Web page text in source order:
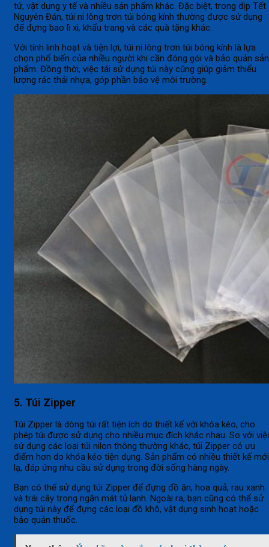
tử, vật dụng y tế và nhiều sản phẩm khác. Đặc biệt, trong dịp Tết
Nguyên Đán, túi ni lông trơn túi bóng kính thường được sử dụng
để đựng bao lì xì, khẩu trang và các quà tặng khác.
Với tính linh hoạt và tiện lợi, túi ni lông trơn túi bóng kính là lựa
chọn phổ biến của nhiều người khi cần đóng gói và bảo quản sản
phẩm. Đồng thời, việc tái sử dụng túi này cũng giúp giảm thiểu
lượng rác thải nhựa, góp phần bảo vệ môi trường.
5. Túi Zipper
Túi Zipper là dòng túi rất tiện ích do thiết kế với khóa kéo, cho
phép túi được sử dụng cho nhiều mục đích khác nhau. So với
sử dụng các loại túi nilon thông thường khác, túi Zipper có ưu
điểm hơn do khóa kéo tiện dụng. Sản phẩm có nhiều thiết kế mới
lạ, đáp ứng nhu cầu sử dụng trong đời sống hàng ngày.
Bạn có thể sử dụng túi Zipper để đựng đồ ăn, hoa quả, rau xanh
và trái cây trong ngăn mát tủ lạnh. Ngoài ra, bạn cũng có thể sử
dụng túi này để đựng các loại đồ khô, vật dụng sinh hoạt hoặc
bảo quản thuốc.